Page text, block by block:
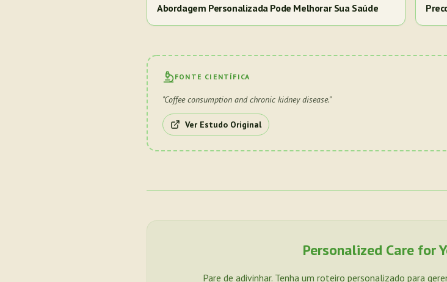
Abordagem Personalizada Pode Melhorar Sua Saúde
FONTE CIENTÍFICA
"Coffee consumption and chronic kidney disease."
Ver Estudo Original
Personalized Care for
Pare de adivinhar. Tenha um roteiro personalizado para